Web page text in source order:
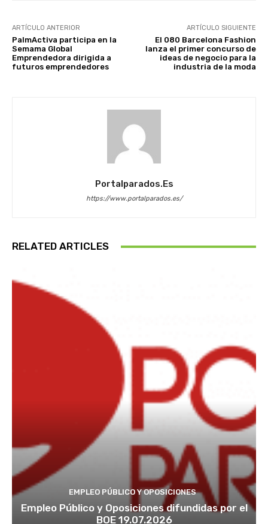
ARTÍCULO ANTERIOR
PalmActiva participa en la
Semama Global
Emprendedora dirigida a
futuros emprendedores
ARTÍCULO SIGUIENTE
El 080 Barcelona Fashion
lanza el primer concurso de
ideas de negocio para la
industria de la moda
Portalparados.es
https://www.portalparados.es/
RELATED ARTICLES
EMPLEO PÚBLICO Y OPOSICIONES
Empleo Público y Oposiciones difundidas por el
BOE 19.07.2026